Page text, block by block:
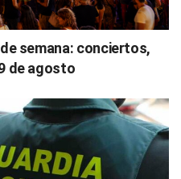
semana: conciertos,
de agosto